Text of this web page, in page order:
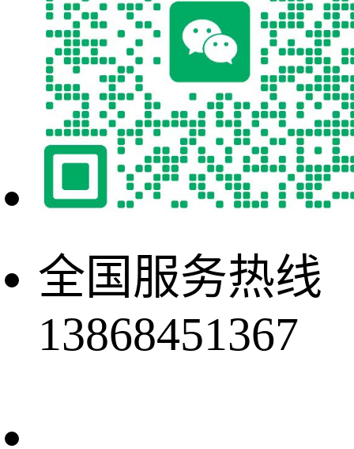
全国服务热线
13868451367